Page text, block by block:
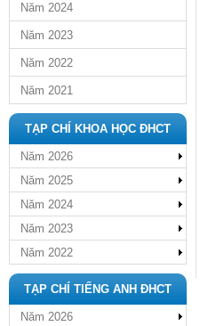
Năm 2024
Năm 2023
Năm 2022
Năm 2021
TẠP CHÍ KHOA HỌC ĐHCT
Năm 2026
Năm 2025
Năm 2024
Năm 2023
Năm 2022
TẠP CHÍ TIẾNG ANH ĐHCT
Năm 2026